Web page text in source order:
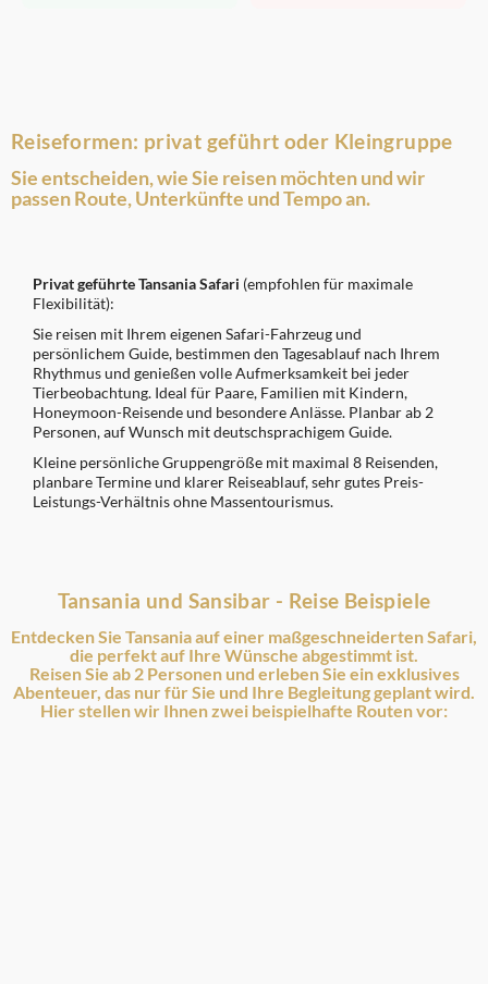
Reiseformen: privat geführt oder Kleingruppe
Sie entscheiden, wie Sie reisen möchten und wir
passen Route, Unterkünfte und Tempo an.
Privat geführte Tansania Safari (empfohlen für maximale
Flexibilität):
Sie reisen mit Ihrem eigenen Safari-Fahrzeug und
persönlichem Guide, bestimmen den Tagesablauf nach Ihrem
Rhythmus und genießen volle Aufmerksamkeit bei jeder
Tierbeobachtung. Ideal für Paare, Familien mit Kindern,
Honeymoon-Reisende und besondere Anlässe. Planbar ab 2
Personen, auf Wunsch mit deutschsprachigem Guide.
Kleine persönliche Gruppengröße mit maximal 8 Reisenden,
planbare Termine und klarer Reiseablauf, sehr gutes Preis-
Leistungs-Verhältnis ohne Massentourismus.
Tansania und Sansibar - Reise Beispiele
Entdecken Sie Tansania auf einer maßgeschneiderten Safari,
die perfekt auf Ihre Wünsche abgestimmt ist.
Reisen Sie ab 2 Personen und erleben Sie ein exklusives
Abenteuer, das nur für Sie und Ihre Begleitung geplant wird.
Hier stellen wir Ihnen zwei beispielhafte Routen vor: